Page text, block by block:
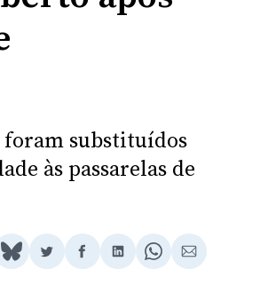
substituídos
às passarelas de
ShareCompartilhar
Compartilhar
Compartilhar
ShareCompartilhar